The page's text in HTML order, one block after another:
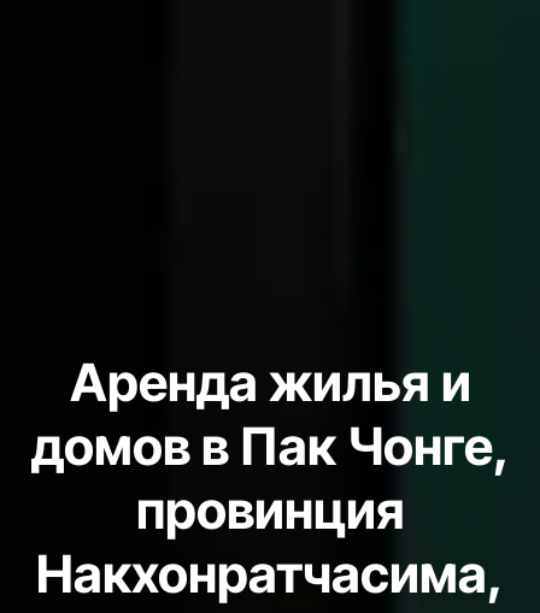
Аренда жилья и
домов в Пак Чонге,
провинция
Накхонратчасима,